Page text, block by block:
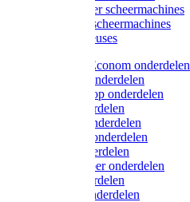
FarmClipper scheermachines
Constanta scheermachines
Wahl tondeuses
Aesculap/Econom onderdelen
Hauptner onderdelen
Lister/Liscop onderdelen
Eider onderdelen
Heiniger onderdelen
Constanta onderdelen
Moser onderdelen
Farm Clipper onderdelen
Oster onderdelen
TailWell onderdelen